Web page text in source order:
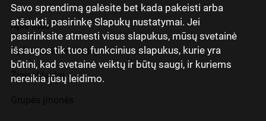
Savo sprendimą galėsite bet kada pakeisti arba
atšaukti, pasirinkę Slapukų nustatymai. Jei
pasirinksite atmesti visus slapukus, mūsų svetainė
išsaugos tik tuos funkcinius slapukus, kurie yra
būtini, kad svetainė veiktų ir būtų saugi, ir kuriems
nereikia jūsų leidimo.
Apie mus
Ryšiai su investuotojais
Žiniasklaidai